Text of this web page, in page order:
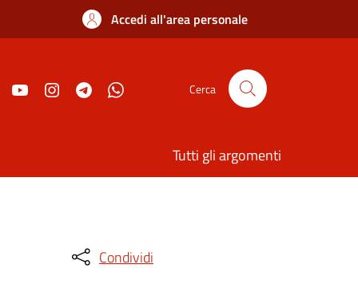
Accedi all'area personale
Cerca
Tutti gli argomenti
Condividi